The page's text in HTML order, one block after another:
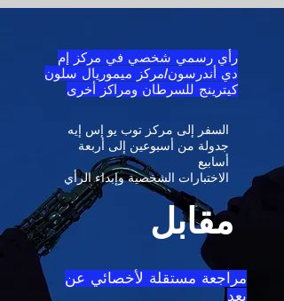
رأي رسمي شخصي في مركز إم
دي أندرسون/مركز ميموريال سلون
كيترينج للسرطان ومراكز أخرى
السفر إلى مركز توب يو إس إيه
أسابيع
الاختبارات الشخصية وإبداء الرأي
مقابل
مراجعة مستقلة لأخصائي عن
بعد